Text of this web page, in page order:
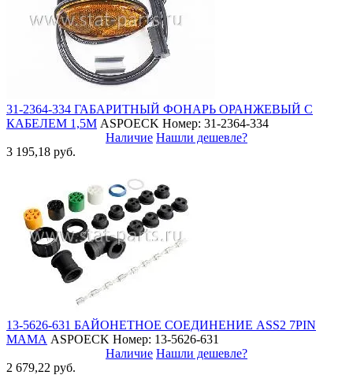
31-2364-334 ГАБАРИТНЫЙ ФОНАРЬ ОРАНЖЕВЫЙ С
КАБЕЛЕМ 1,5М ASPOECK Номер: 31-2364-334
Наличие Нашли дешевле?
3 195,18 руб.
13-5626-631 БАЙОНЕТНОЕ СОЕДИНЕНИЕ ASS2 7PIN
МАМА ASPOECK Номер: 13-5626-631
Наличие Нашли дешевле?
2 679,22 руб.